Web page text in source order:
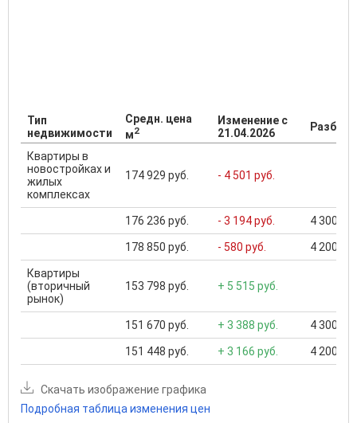
Тип
недвижимости
Средн. цена
м2
Изменение с
21.04.2026
Квартиры в
новостройках и
жилых
комплексах
174 929 руб. - 4 501 руб.
176 236 руб. - 3 194 руб. 4 300
178 850 руб. - 580 руб. 4 200
Квартиры
(вторичный
рынок)
153 798 руб. + 5 515 руб.
151 670 руб. + 3 388 руб. 4 300
151 448 руб. + 3 166 руб. 4 200
Скачать изображение графика
Подробная таблица изменения цен